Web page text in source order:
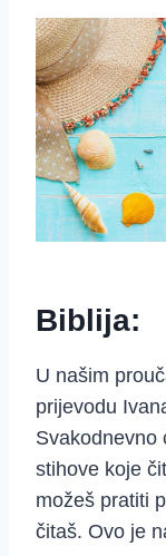
Biblija:
U našim
prijevodu
Svakodnevno
stihove koje
možeš pratiti
čitaš. Ovo je